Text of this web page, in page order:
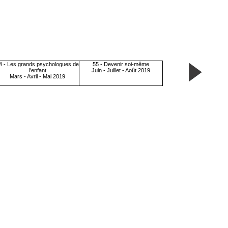
- Les grands psychologues de
l'enfant
Mars - Avril - Mai 2019
55 - Devenir soi-même
Juin - Juillet - Août 2019